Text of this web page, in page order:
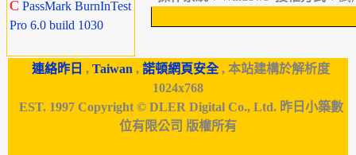
C PassMark BurnInTest
Pro 6.0 build 1030
連絡昨日 , Taiwan , 諾頓網頁安全, 本站建構於解析度
1024x768
EST. 1997 Copyright © DLER Digital Co., Ltd. 昨日小築數
位有限公司 版權所有